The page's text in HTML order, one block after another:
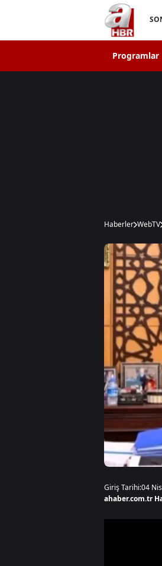
Programlar
Haberler WebTV
Giriş Tarihi:04
ahaber.com.tr